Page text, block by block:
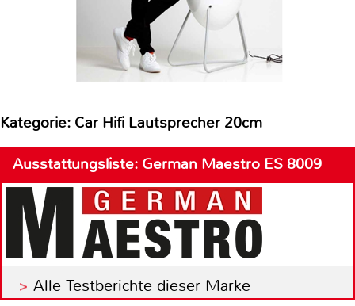
Kategorie: Car Hifi Lautsprecher 20cm
Ausstattungsliste: German Maestro ES 8009
Alle Testberichte dieser Marke